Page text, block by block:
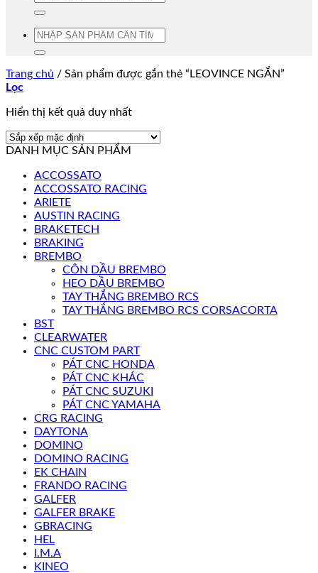
Tìm
Trang chủ / Sản phẩm được gắn thẻ “LEOVINCE NGẮN”
Lọc
Hiển thị kết quả duy nhất
DANH MỤC SẢN PHẨM
ACCOSSATO
ACCOSSATO RACING
ARIETE
AUSTIN RACING
BRAKETECH
BRAKING
BREMBO
CÔN DẦU BREMBO
HEO DẦU BREMBO
TAY THẮNG BREMBO RCS
TAY THẮNG BREMBO RCS CORSACORTA
BST
CLEARWATER
CNC CUSTOM PART
PÁT CNC HONDA
PÁT CNC KHÁC
PÁT CNC SUZUKI
PÁT CNC YAMAHA
CRG RACING
DAYTONA
DOMINO
DOMINO RACING
EK CHAIN
FRANDO RACING
GALFER
GALFER BRAKE
GBRACING
HEL
I.M.A
KINEO